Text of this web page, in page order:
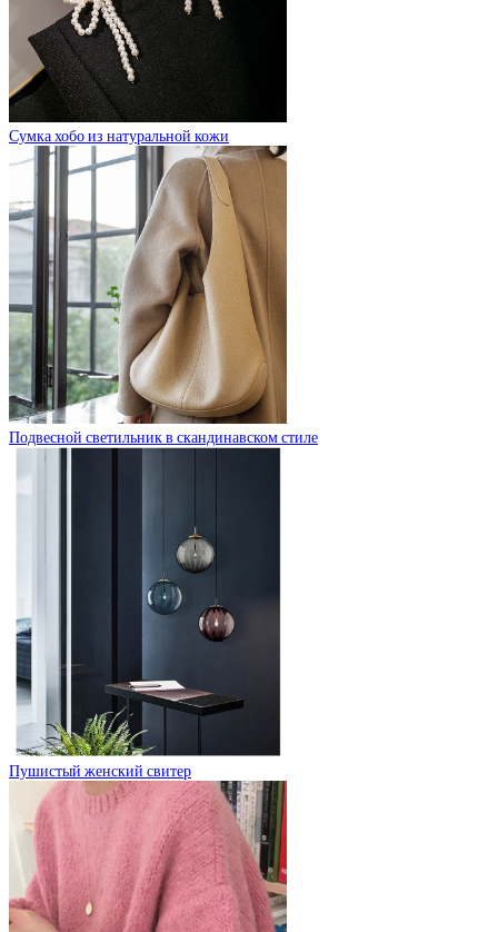
Сумка хобо из натуральной кожи
Подвесной светильник в скандинавском стиле
Пушистый женский свитер